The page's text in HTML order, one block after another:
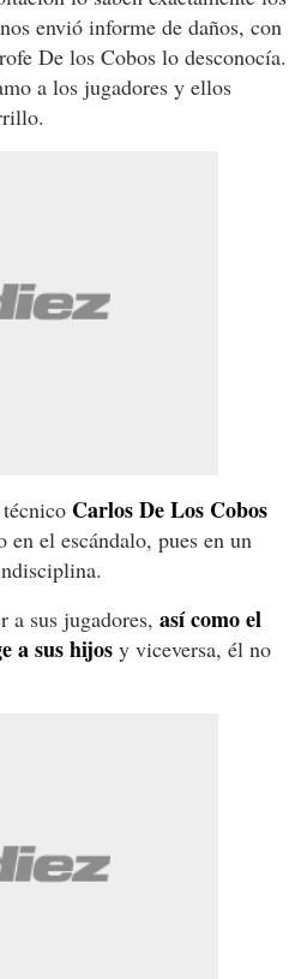
envió informe de daños, con
De los Cobos lo desconocía.
a los jugadores y ellos
Carlos De Los Cobos
el escándalo, pues en un
a sus jugadores, así como el
a sus hijos y viceversa, él no